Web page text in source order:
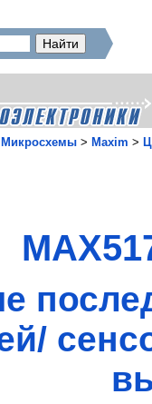
Микросхемы > Maxim >